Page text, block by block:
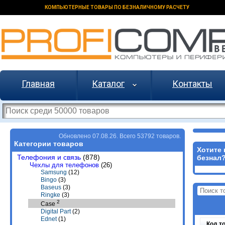
КОМПЬЮТЕРНЫЕ ТОВАРЫ ПО БЕЗНАЛИЧНОМУ РАСЧЕТУ
Главная Каталог Контакты
Обновлено 07.08.26. Всего 53792 товаров.
Категории товаров
Телефония и связь (878)
Чехлы для телефонов (26)
Samsung (12)
Bingo (3)
Baseus (3)
Ringke (3)
Case 2
Digital Part(2)
Ednet(1)
Хотите